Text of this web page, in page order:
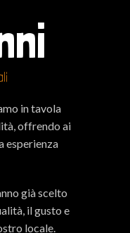
in tavola
offrendo ai
esperienza
già scelto
il gusto e
locale.